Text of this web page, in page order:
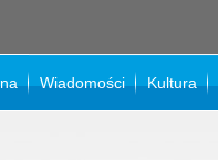
Wiadomości Kultura